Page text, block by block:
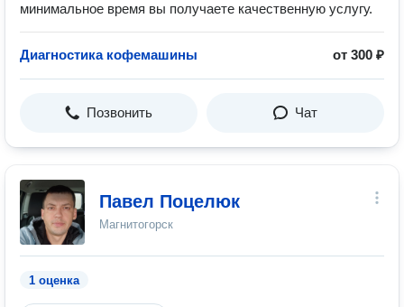
минимальное время вы получаете качественную услугу.
Диагностика кофемашины от 300 ₽
Позвонить Чат
Павел Поцелюк
Магнитогорск
1 оценка